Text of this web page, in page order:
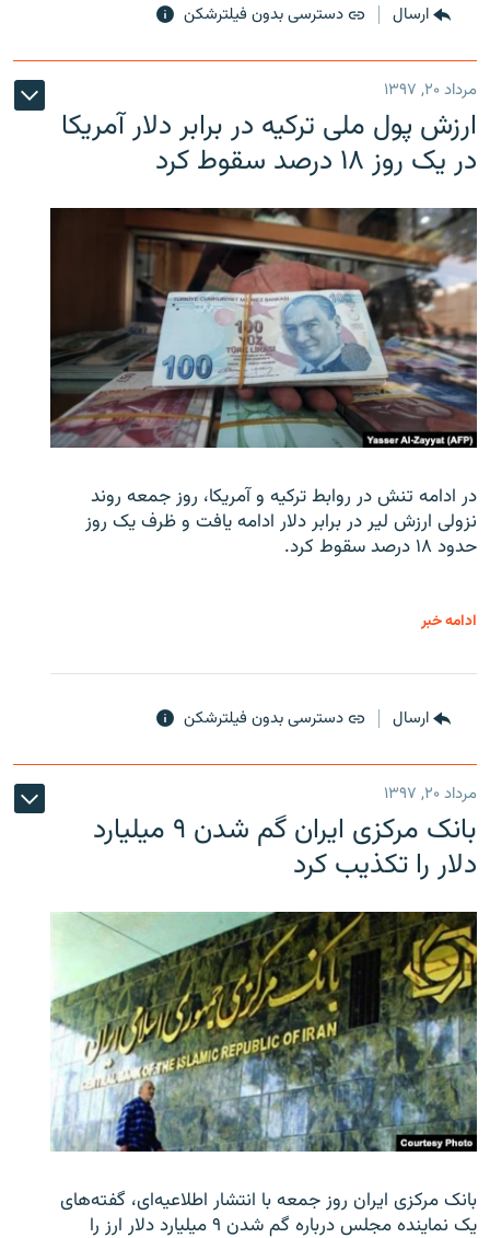
ارسال دسترسی بدون فیلترشکن
مرداد ۲۰, ۱۳۹۷
ارزش پول ملی ترکیه در برابر دلار آمریکا
در یک روز ۱۸ درصد سقوط کرد
در ادامه تنش در روابط ترکیه و آمریکا، روز جمعه روند
نزولی ارزش لیر در برابر دلار ادامه یافت و ظرف یک روز
حدود ۱۸ درصد سقوط کرد.
ادامه خبر
ارسال دسترسی بدون فیلترشکن
مرداد ۲۰, ۱۳۹۷
بانک مرکزی ایران گم شدن ۹ میلیارد
دلار را تکذیب کرد
بانک مرکزی ایران روز جمعه با انتشار اطلاعیه‌ای، گفته‌های
یک نماینده مجلس درباره گم شدن ۹ میلیارد دلار ارز را